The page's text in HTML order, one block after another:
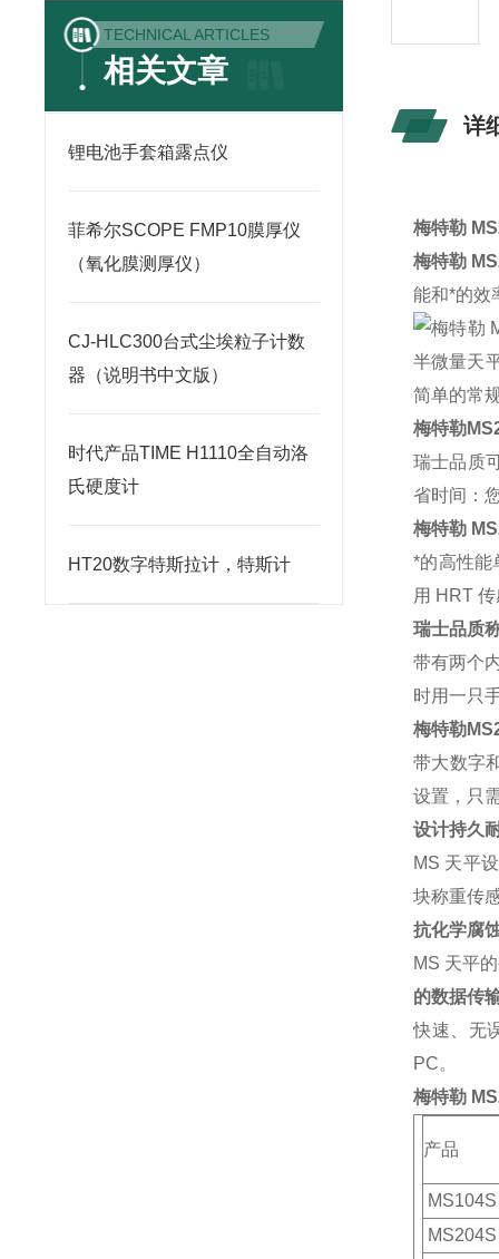
TECHNICAL ARTICLES
相关文章
锂电池手套箱露点仪
菲希尔SCOPE FMP10膜厚仪
（氧化膜测厚仪）
CJ-HLC300台式尘埃粒子计数
器（说明书中文版）
时代产品TIME H1110全自动洛
氏硬度计
HT20数字特斯拉计，特斯计
详
梅特勒
梅特勒
能和*的效
梅特勒
瑞士品质
省时间：
梅特勒
*的高性能
用 HRT
瑞士品质
带有两个
时用一只
梅特勒
带大数字
设置，只
设计持久
MS 天平
块称重传
抗化学腐
MS 天平
的数据传
快速、无
PC。
梅特勒
产品